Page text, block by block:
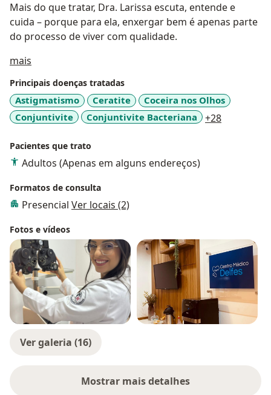
Mais do que tratar, Dra. Larissa escuta, entende e
cuida – porque para ela, enxergar bem é apenas parte
do processo de viver com qualidade.
mais
Principais doenças tratadas
Astigmatismo Ceratite
Coceira nos Olhos
Conjuntivite
Conjuntivite Bacteriana +28
Pacientes que trato
Adultos (Apenas em alguns endereços)
Formatos de consulta
Presencial Ver locais (2)
Fotos e vídeos
Ver galeria (16)
Mostrar mais detalhes
sobre a experiência